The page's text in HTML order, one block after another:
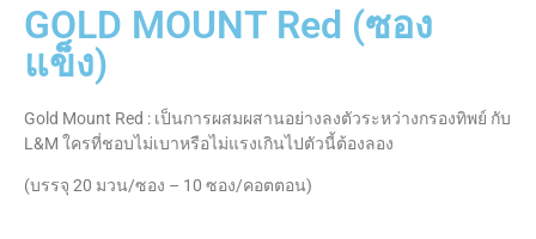
GOLD MOUNT Red (ซอง
แข็ง)
Gold Mount Red : เป็นการผสมผสานอย่างลงตัวระหว่างกรองทิพย์ กับ
L&M ใครที่ชอบไม่เบาหรือไม่แรงเกินไปตัวนี้ต้องลอง
(บรรจุ 20 มวน/ซอง – 10 ซอง/คอตตอน)